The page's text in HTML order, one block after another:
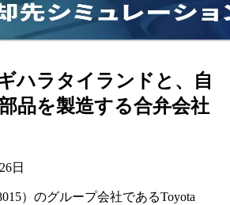
ハラタイランドと、自
品を製造する合弁会社
日
）のグループ会社であるToyota